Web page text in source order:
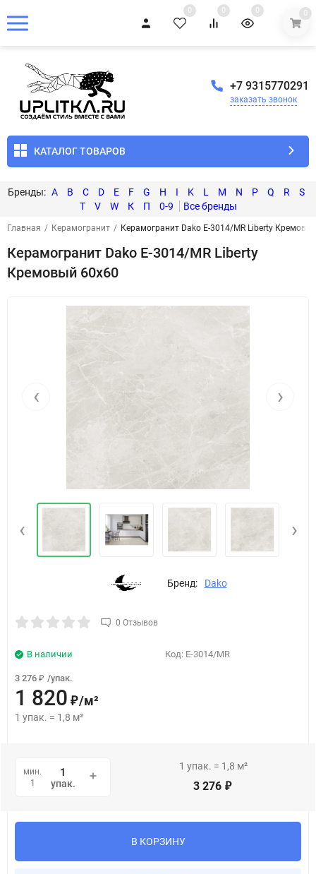
0 0 0 0
+7 9315770291
заказать звонок
КАТАЛОГ ТОВАРОВ
A B C D E F G H I K L M N P Q R
S
T
V W К П 0-9
Главная / Керамогранит / Керамогранит Dako E-3014/MR Liberty
Керамогранит Dako E-3014/MR Liberty
Кремовый 60x60
‹ ›
‹ ›
Бренд: Dako
0 Отзывов
Код: E-3014/MR
В наличии
3 276 ₽ /упак.
1 820 ₽/м²
1 упак. = 1,8 м²
мин.
1
упак.
1 упак. = 1,8 м²
3 276 ₽
В КОРЗИНУ